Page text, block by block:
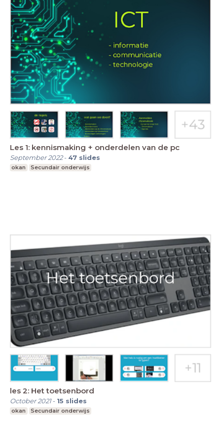
Les 1: kennismaking + onderdelen van de pc
September 2022- 47 slides
okan Secundair onderwijs
les 2: Het toetsenbord
October 2021- 15 slides
okan Secundair onderwijs